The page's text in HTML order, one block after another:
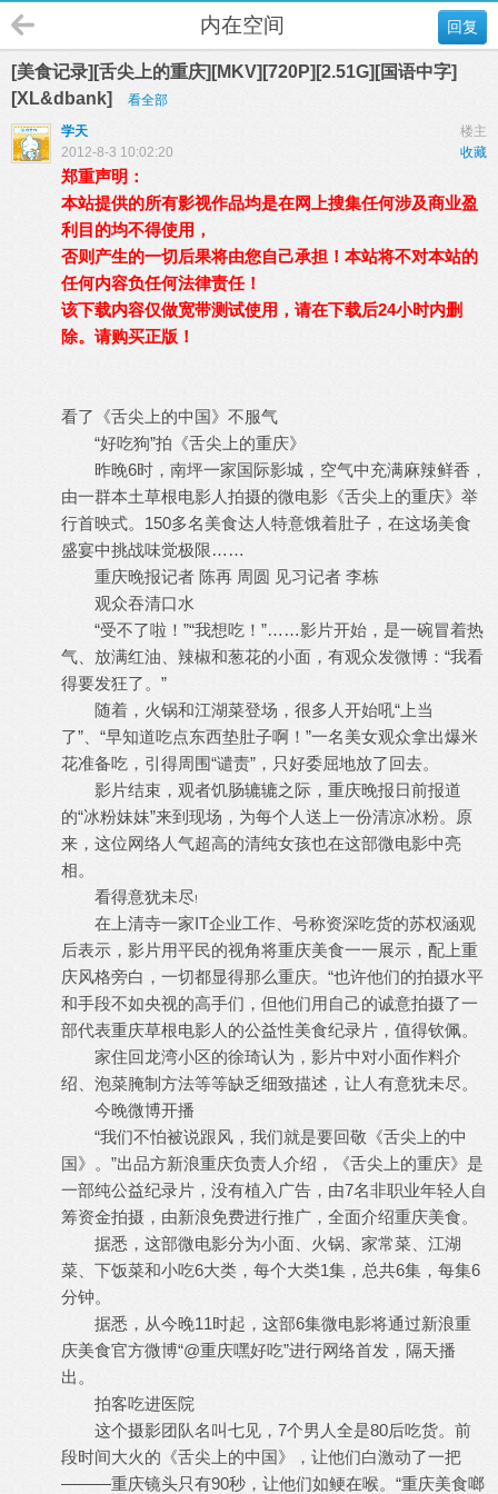
回复
内在空间
[美食记录][舌尖上的重庆][MKV][720P][2.51G][国语中字]
[XL&dbank]
看全部
楼主
学天
收藏
2012-8-3 10:02:20
郑重声明：
本站提供的所有影视作品均是在网上搜集任何涉及商业盈
利目的均不得使用，
否则产生的一切后果将由您自己承担！本站将不对本站的
任何内容负任何法律责任！
该下载内容仅做宽带测试使用，请在下载后24小时内删
除。请购买正版！
看了《舌尖上的中国》不服气
“好吃狗”拍《舌尖上的重庆》
昨晚6时，南坪一家国际影城，空气中充满麻辣鲜香，
由一群本土草根电影人拍摄的微电影《舌尖上的重庆》举
行首映式。150多名美食达人特意饿着肚子，在这场美食
盛宴中挑战味觉极限……
重庆晚报记者 陈再 周圆 见习记者 李栋
观众吞清口水
“受不了啦！”“我想吃！”……影片开始，是一碗冒着热
气、放满红油、辣椒和葱花的小面，有观众发微博：“我看
得要发狂了。”
随着，火锅和江湖菜登场，很多人开始吼“上当
了”、“早知道吃点东西垫肚子啊！”一名美女观众拿出爆米
花准备吃，引得周围“谴责”，只好委屈地放了回去。
影片结束，观者饥肠辘辘之际，重庆晚报日前报道
的“冰粉妹妹”来到现场，为每个人送上一份清凉冰粉。原
来，这位网络人气超高的清纯女孩也在这部微电影中亮
相。
看得意犹未尽!
在上清寺一家IT企业工作、号称资深吃货的苏权涵观
后表示，影片用平民的视角将重庆美食一一展示，配上重
庆风格旁白，一切都显得那么重庆。“也许他们的拍摄水平
和手段不如央视的高手们，但他们用自己的诚意拍摄了一
部代表重庆草根电影人的公益性美食纪录片，值得钦佩。
家住回龙湾小区的徐琦认为，影片中对小面作料介
绍、泡菜腌制方法等等缺乏细致描述，让人有意犹未尽。
今晚微博开播
“我们不怕被说跟风，我们就是要回敬《舌尖上的中
国》。”出品方新浪重庆负责人介绍，《舌尖上的重庆》是
一部纯公益纪录片，没有植入广告，由7名非职业年轻人自
筹资金拍摄，由新浪免费进行推广，全面介绍重庆美食。
据悉，这部微电影分为小面、火锅、家常菜、江湖
菜、下饭菜和小吃6大类，每个大类1集，总共6集，每集6
分钟。
据悉，从今晚11时起，这部6集微电影将通过新浪重
庆美食官方微博“@重庆嘿好吃”进行网络首发，隔天播
出。
拍客吃进医院
这个摄影团队名叫七见，7个男人全是80后吃货。前
段时间大火的《舌尖上的中国》，让他们白激动了一把
———重庆镜头只有90秒，让他们如鲠在喉。“重庆美食啷